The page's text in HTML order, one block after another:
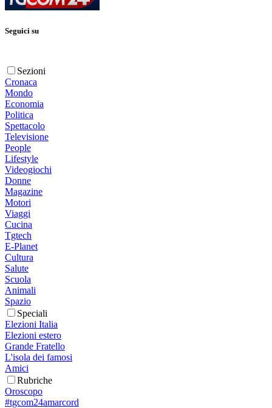
Seguici su
Sezioni
Cronaca
Mondo
Economia
Politica
Spettacolo
Televisione
People
Lifestyle
Videogiochi
Donne
Magazine
Motori
Viaggi
Cucina
Tgtech
E-Planet
Cultura
Salute
Scuola
Animali
Spazio
Speciali
Elezioni Italia
Elezioni estero
Grande Fratello
L'isola dei famosi
Amici
Rubriche
Oroscopo
#tgcom24amarcord